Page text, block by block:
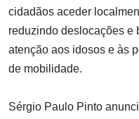
cidadãos aceder
reduzindo deslocações e
atenção aos idosos e às
de mobilidade.
Sérgio Paulo Pinto